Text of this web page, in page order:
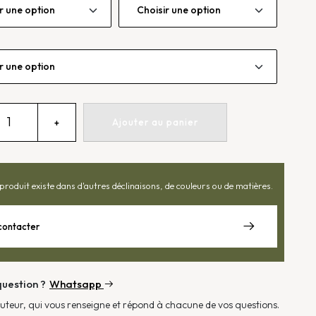
+ Ajouter au panier
existe dans d'autres déclinaisons, de couleurs ou de matières.
? Whatsapp
qui vous renseigne et répond à chacune de vos questions.